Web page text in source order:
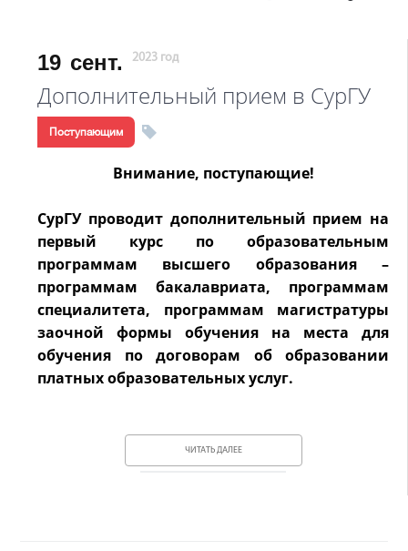
19 сент. 2023 год
Дополнительный прием в СурГУ
Поступающим
Внимание, поступающие!
СурГУ проводит дополнительный прием на
первый курс по образовательным
программам высшего образования –
программам бакалавриата, программам
специалитета, программам магистратуры
заочной формы обучения на места для
обучения по договорам об образовании
платных образовательных услуг.
ЧИТАТЬ ДАЛЕЕ